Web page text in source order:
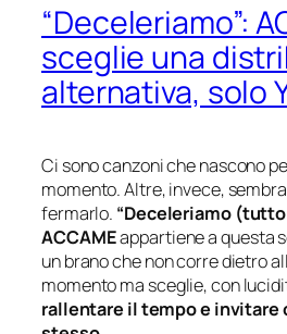
“Deceleriamo”:
sceglie una
alternativa, solo
Ci sono canzoni che nascono
momento. Altre, invece,
fermarlo. “Deceleriamo
ACCAMEappartiene a questa
un brano che non corre dietro
momento ma sceglie, con
rallentare il tempo e invitare